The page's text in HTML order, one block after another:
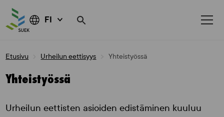
FI
Etusivu Urheilun eettisyys Yhteistyössä
Yhteistyössä
Urheilun eettisten asioiden edistäminen kuuluu